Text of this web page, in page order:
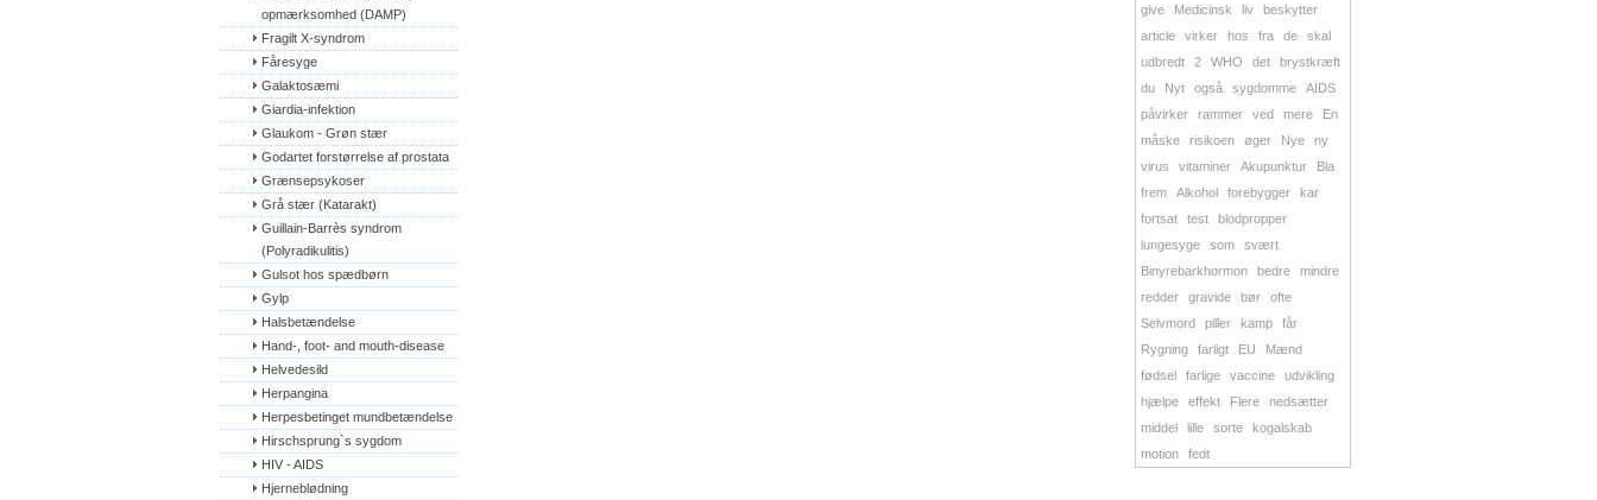
opmærksomhed (DAMP)
Fragilt X-syndrom
Fåresyge
Galaktosæmi
Giardia-infektion
Glaukom - Grøn stær
Godartet forstørrelse af prostata
Grænsepsykoser
Grå stær (Katarakt)
Guillain-Barrès syndrom
(Polyradikulitis)
Gulsot hos spædbørn
Gylp
Halsbetændelse
Hand-, foot- and mouth-disease
Helvedesild
Herpangina
Herpesbetinget mundbetændelse
Hirschsprung`s sygdom
HIV - AIDS
Hjerneblødning
give
Medicinsk liv
beskytter
article
virker hos fra de
skal
udbredt
2 WHO det
brystkræft
du
Nyt også sygdomme
AIDS
påvirker
rammer ved mere
En
måske
risikoen øger Nye
ny
virus
vitaminer Akupunktur
Bla
frem
Alkohol forebygger
kar
fortsat
test
blodpropper
lungesyge
som
svært
Binyrebarkhormon
bedre
mindre
redder
gravide bør
ofte
Selvmord
piller kamp
får
Rygning
farligt EU
Mænd
fødsel
farlige vaccine
udvikling
hjælpe
effekt Flere
nedsætter
middel
lille sorte
kogalskab
motion
fedt